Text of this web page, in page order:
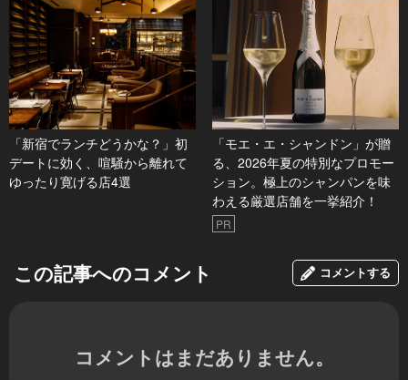
「新宿でランチどうかな？」初
デートに効く、喧騒から離れて
ゆったり寛げる店4選
「モエ・エ・シャンドン」が贈
る、2026年夏の特別なプロモー
ション。極上のシャンパンを味
わえる厳選店舗を一挙紹介！
PR
この記事へのコメント コメントする
コメントはまだありません。